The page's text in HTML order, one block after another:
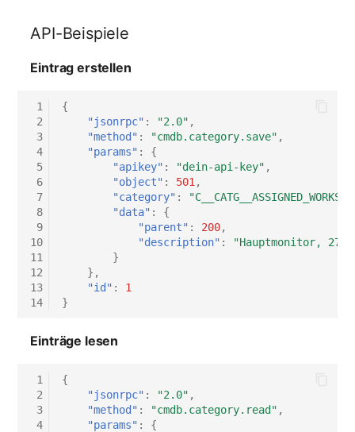
Schrank
Server
Service
SIM-Karte
Speichersystem
Stacking
Stadt
Steckdosenleiste
Supernet
Switch
Switch Chassis
API-Beispiele
Eintrag erstellen
1
2
3
4
5
6
7
8
9
10
11
12
13
14
{
"jsonrpc" : "2.0" ,
"method" : "cmdb.category.save" ,
"params" :
{
"apikey" : "dein-api-key" ,
"object" : 501 ,
"category" :
"data" :
{
"parent" : 200,
"description" :
"Hauptmonitor, 27
}
},
"id" :
1
}
Einträge lesen
1
2
3
4
{
"jsonrpc" : "2.0" ,
"method" : "cmdb.category.read" ,
"params" :
{